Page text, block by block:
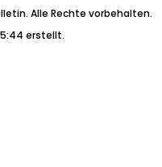
Alle Rechte vorbehalten.
erstellt.